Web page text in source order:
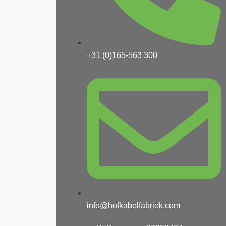
+31 (0)165-563 300
info@hofkabelfabriek.com